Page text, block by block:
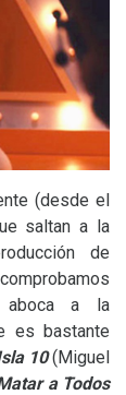
(desde el
saltan a la
de
a la
es bastante
10(Miguel
a Todos